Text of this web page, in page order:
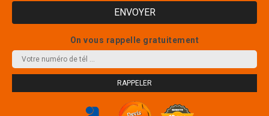
On vous rappelle gratuitement